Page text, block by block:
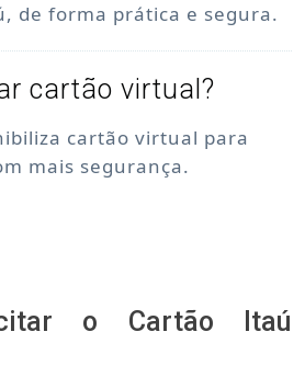
de forma prática e segura.
cartão virtual?
cartão virtual para
mais segurança.
o Cartão Itaú